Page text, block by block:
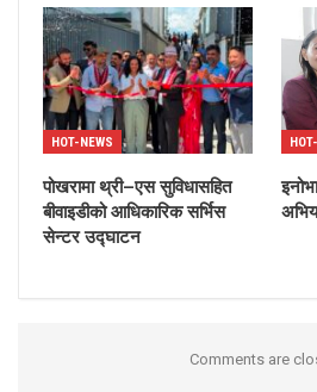
HOT-NEWS
पोखरामा थ्री–एस सुविधासहित
बीवाइडीको आधिकारिक सर्भिस
सेन्टर उद्घाटन
Comments are